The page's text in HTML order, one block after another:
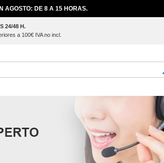
AGOSTO: DE 8 A 15 HORAS.
24/48 H.
a 100€ IVA no incl.